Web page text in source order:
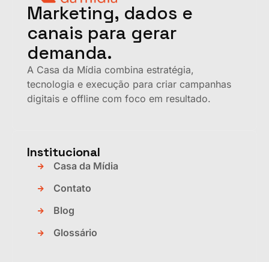
Marketing, dados e
canais para gerar
demanda.
A Casa da Mídia combina estratégia,
tecnologia e execução para criar campanhas
digitais e offline com foco em resultado.
Institucional
Casa da Mídia
Contato
Blog
Glossário